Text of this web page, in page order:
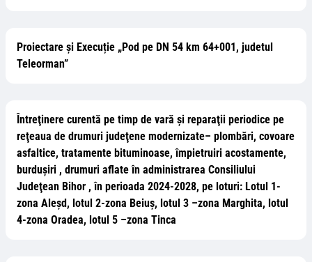
Proiectare și Execuție „Pod pe DN 54 km 64+001, judetul
Teleorman”
Întreţinere curentă pe timp de vară şi reparaţii periodice pe
reţeaua de drumuri judeţene modernizate– plombări, covoare
asfaltice, tratamente bituminoase, împietruiri acostamente,
burduşiri , drumuri aflate în administrarea Consiliului
Judeţean Bihor , în perioada 2024-2028, pe loturi: Lotul 1-
zona Aleșd, lotul 2-zona Beiuș, lotul 3 –zona Marghita, lotul
4-zona Oradea, lotul 5 –zona Tinca